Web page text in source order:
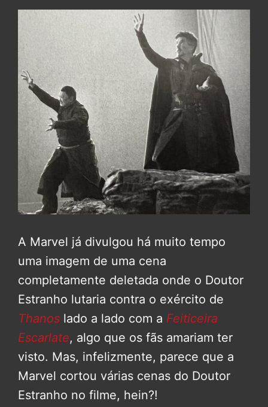
A Marvel já divulgou há muito tempo
uma imagem de uma cena
completamente deletada onde o Doutor
Estranho lutaria contra o exército de
Thanos lado a lado com a Feiticeira
Escarlate, algo que os fãs amariam ter
visto. Mas, infelizmente, parece que a
Marvel cortou várias cenas do Doutor
Estranho no filme, hein?!